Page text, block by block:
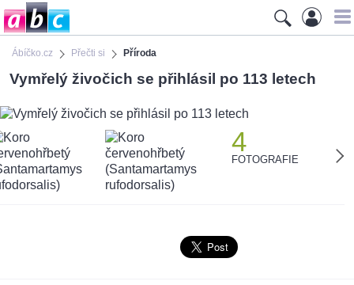
Ábíčko.cz Přečti si Příroda
Vymřelý živočich se přihlásil po 113 letech
4
FOTOGRAFIE